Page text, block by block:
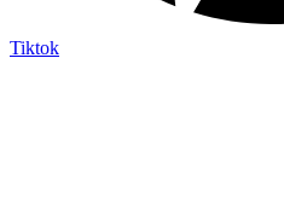
Tiktok